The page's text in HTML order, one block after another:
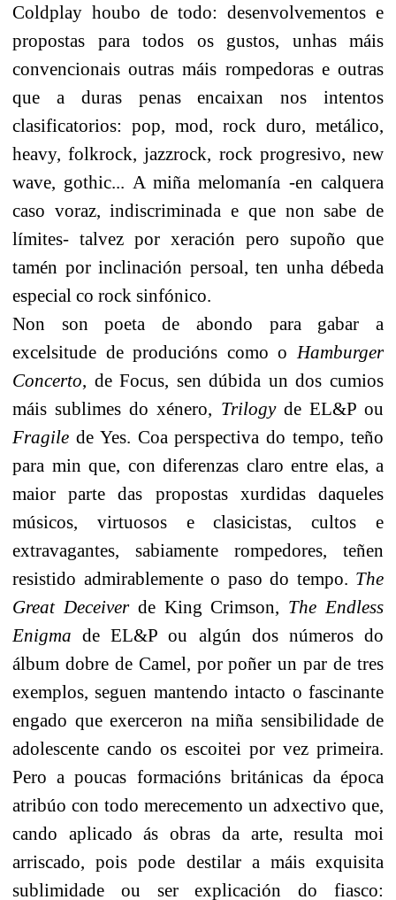
Coldplay houbo de todo: desenvolvementos e
propostas para todos os gustos, unhas máis
convencionais outras máis rompedoras e outras
que a duras penas encaixan nos intentos
clasificatorios: pop, mod, rock duro, metálico,
heavy, folkrock, jazzrock, rock progresivo, new
wave, gothic... A miña melomanía -en calquera
caso voraz, indiscriminada e que non sabe de
límites- talvez por xeración pero supoño que
tamén por inclinación persoal, ten unha débeda
especial co rock sinfónico.
Non son poeta de abondo para gabar a
excelsitude de producións como o Hamburger
Concerto, de Focus, sen dúbida un dos cumios
máis sublimes do xénero, Trilogy de EL&P ou
Fragile de Yes. Coa perspectiva do tempo, teño
para min que, con diferenzas claro entre elas, a
maior parte das propostas xurdidas daqueles
músicos, virtuosos e clasicistas, cultos e
extravagantes, sabiamente rompedores, teñen
resistido admirablemente o paso do tempo. The
Great Deceiverde King Crimson, The Endless
Enigma de EL&P ou algún dos números do
álbum dobre de Camel, por poñer un par de tres
exemplos, seguen mantendo intacto o fascinante
engado que exerceron na miña sensibilidade de
adolescente cando os escoitei por vez primeira.
Pero a poucas formacións británicas da época
atribúo con todo merecemento un adxectivo que,
cando aplicado ás obras da arte, resulta moi
arriscado, pois pode destilar a máis exquisita
sublimidade ou ser explicación do fiasco: